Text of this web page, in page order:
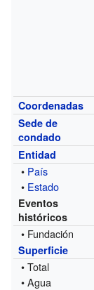
Coordenadas
Sede de
condado
Entidad
• País
• Estado
Eventos
históricos
• Fundación
Superficie
• Total
• Agua